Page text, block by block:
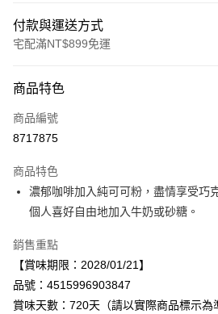
付款與運送方式
宅配滿NT$899免運
信用卡一次付款
LINE Pay
街口支付
悠遊付
Google Pay
全盈+PAY
AFTEE先享後付
商品特色
商品編號
8717875
商品特色
濃郁咖啡加入純可可粉，盡情享受巧
個人喜好自由地加入牛奶或砂糖。
銷售重點
【賞味期限：2028/01/21】
品號：4515996903847
賞味天數：720天（請以實際商品標示為